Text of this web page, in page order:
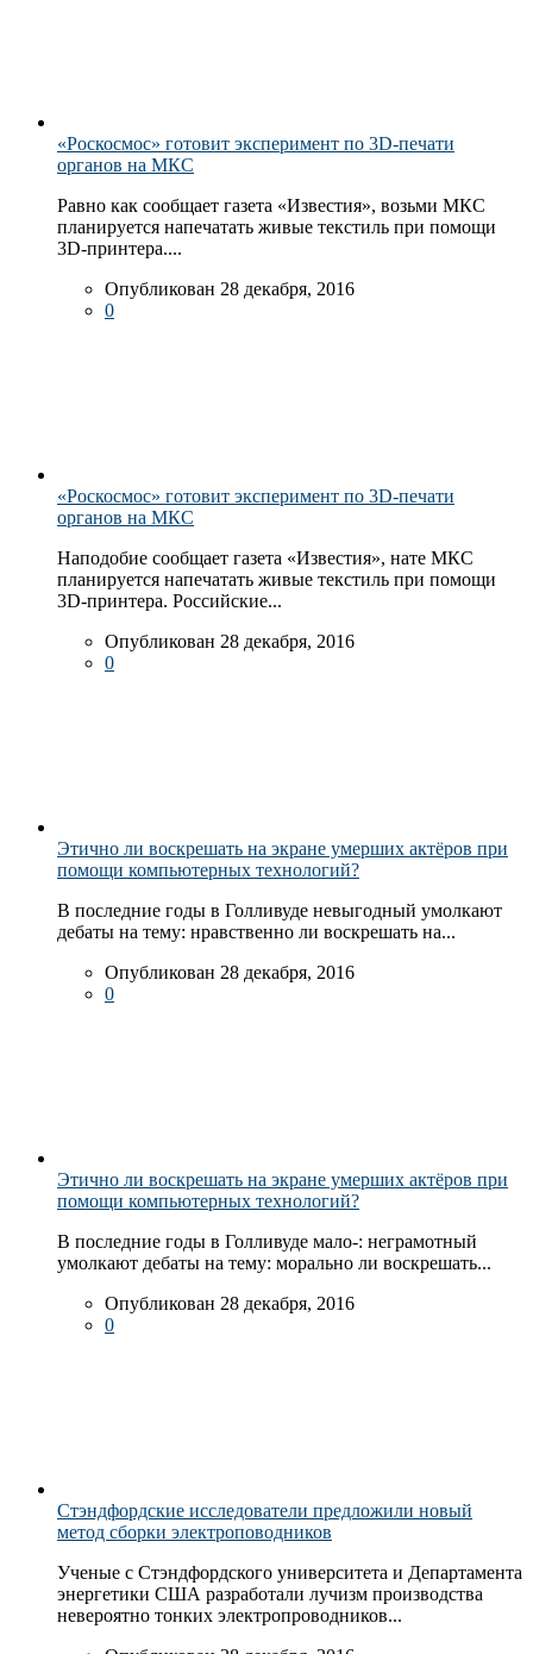
«Роскосмос» готовит эксперимент по 3D-печати
органов на МКС
Равно как сообщает газета «Известия», возьми МКС
планируется напечатать живые текстиль при помощи
3D-принтера....
Опубликован 28 декабря, 2016
0
«Роскосмос» готовит эксперимент по 3D-печати
органов на МКС
Наподобие сообщает газета «Известия», нате МКС
планируется напечатать живые текстиль при помощи
3D-принтера. Российские...
Опубликован 28 декабря, 2016
0
Этично ли воскрешать на экране умерших актёров при
помощи компьютерных технологий?
В последние годы в Голливуде невыгодный умолкают
дебаты на тему: нравственно ли воскрешать на...
Опубликован 28 декабря, 2016
0
Этично ли воскрешать на экране умерших актёров при
помощи компьютерных технологий?
В последние годы в Голливуде мало-: неграмотный
умолкают дебаты на тему: морально ли воскрешать...
Опубликован 28 декабря, 2016
0
Стэндфордские исследователи предложили новый
метод сборки электроповодников
Ученые с Стэндфордского университета и Департамента
энергетики США разработали лучизм производства
невероятно тонких электропроводников...